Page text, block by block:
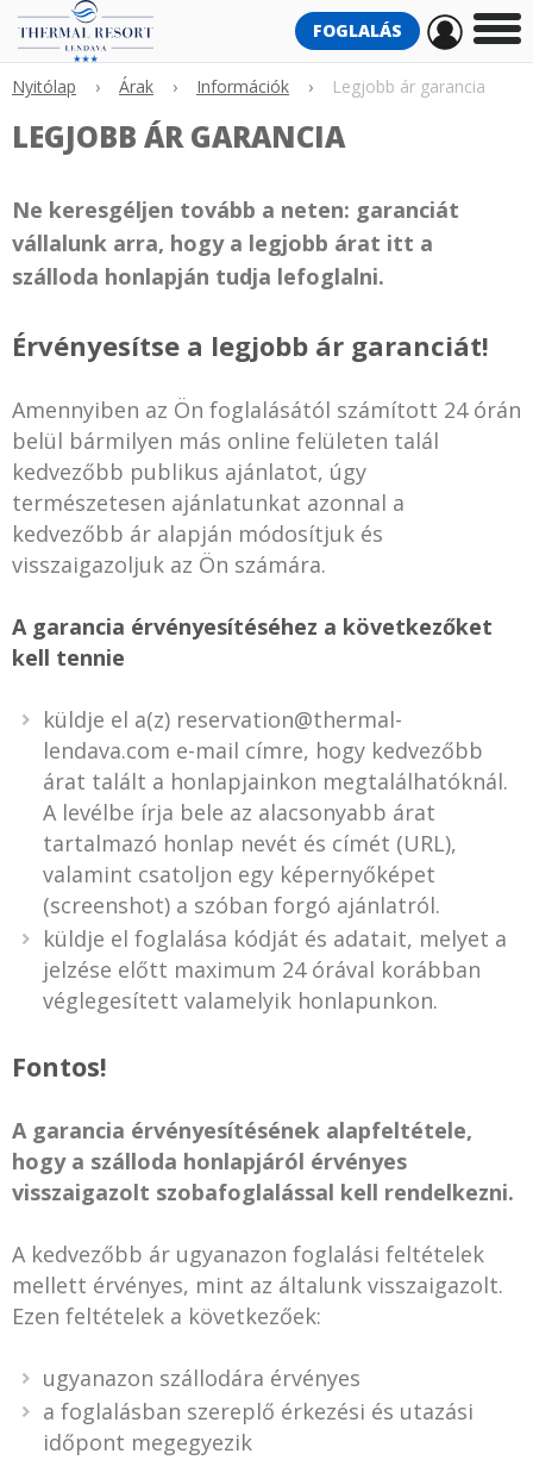
FOGLALÁS
Nyitólap › Árak › Információk › Legjobb ár garancia
LEGJOBB ÁR GARANCIA
Ne keresgéljen tovább a neten: garanciát
vállalunk arra, hogy a legjobb árat itt a
szálloda honlapján tudja lefoglalni.
Érvényesítse a legjobb ár garanciát!
Amennyiben az Ön foglalásától számított 24 órán
belül bármilyen más online felületen talál
kedvezőbb publikus ajánlatot, úgy
természetesen ajánlatunkat azonnal a
kedvezőbb ár alapján módosítjuk és
visszaigazoljuk az Ön számára.
A garancia érvényesítéséhez a következőket
kell tennie
küldje el a(z) reservation@thermal-
lendava.com e-mail címre, hogy kedvezőbb
árat talált a honlapjainkon megtalálhatóknál.
A levélbe írja bele az alacsonyabb árat
tartalmazó honlap nevét és címét (URL),
valamint csatoljon egy képernyőképet
(screenshot) a szóban forgó ajánlatról.
küldje el foglalása kódját és adatait, melyet a
jelzése előtt maximum 24 órával korábban
véglegesített valamelyik honlapunkon.
Fontos!
A garancia érvényesítésének alapfeltétele,
hogy a szálloda honlapjáról érvényes
visszaigazolt szobafoglalással kell rendelkezni.
A kedvezőbb ár ugyanazon foglalási feltételek
mellett érvényes, mint az általunk visszaigazolt.
Ezen feltételek a következőek:
ugyanazon szállodára érvényes
a foglalásban szereplő érkezési és utazási
időpont megegyezik